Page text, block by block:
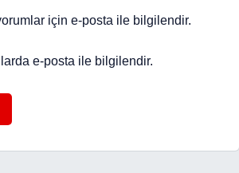
için e-posta ile bilgilendir.
e-posta ile bilgilendir.